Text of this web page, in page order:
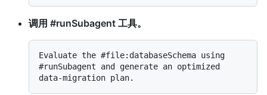
调用 #runSubagent 工具。
Evaluate the #file:databaseSchema using
#runSubagent and generate an optimized